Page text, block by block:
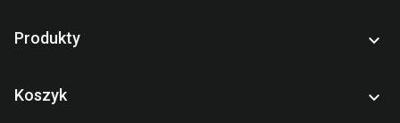
Produkty 
Koszyk 